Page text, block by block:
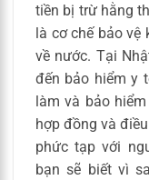
tiền bị trừ hằng
là cơ chế bảo vệ
về nước. Tại
đến bảo hiểm y
làm và bảo
hợp đồng và
phức tạp với
bạn sẽ biết vì